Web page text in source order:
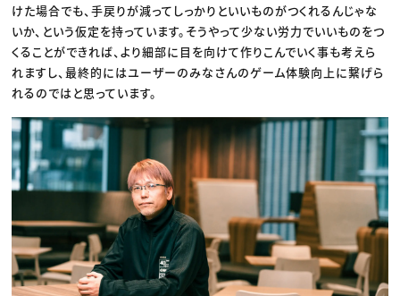
けた場合でも、手戻りが減ってしっかりといいものがつくれるんじゃな
いか、という仮定を持っています。そうやって少ない労力でいいものをつ
くることができれば、より細部に目を向けて作りこんでいく事も考えら
れますし、最終的にはユーザーのみなさんのゲーム体験向上に繋げら
れるのではと思っています。